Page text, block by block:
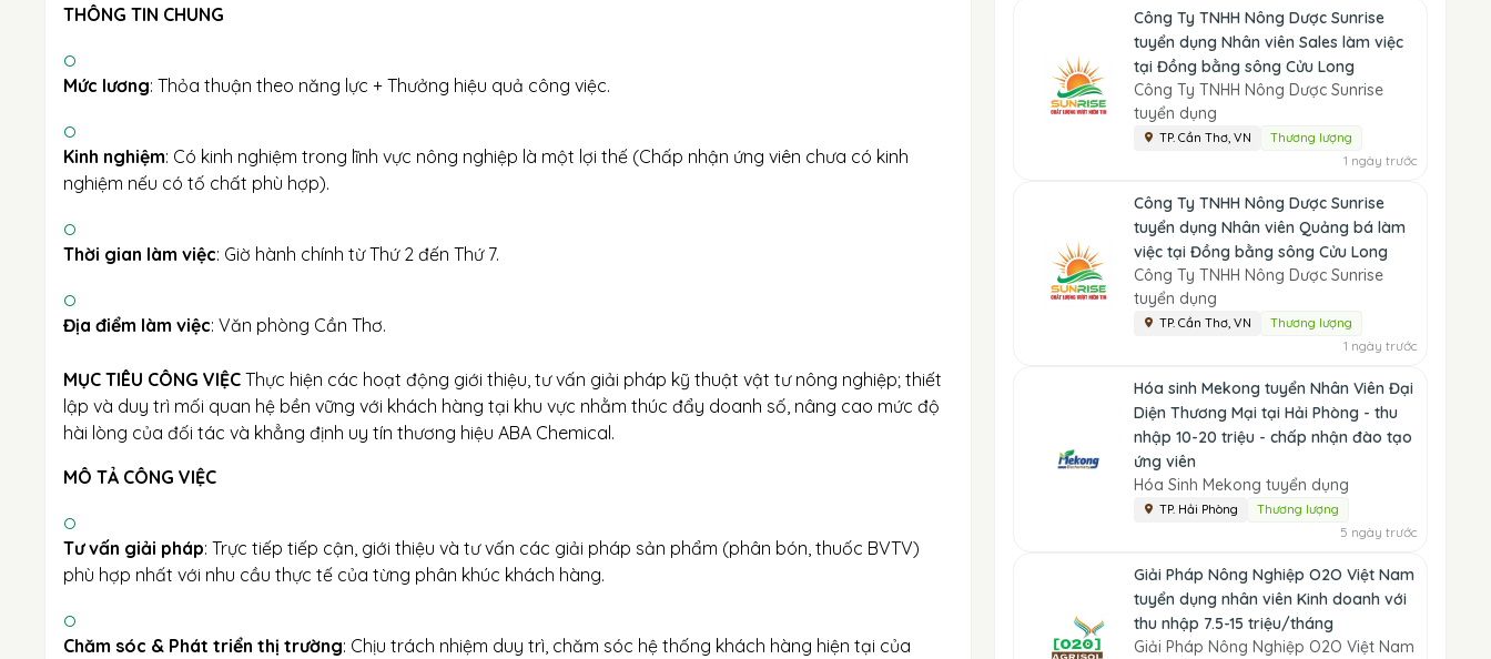
THÔNG TIN CHUNG
Mức lương: Thỏa thuận theo năng lực + Thưởng hiệu quả công việc.
Kinh nghiệm: Có kinh nghiệm trong lĩnh vực nông nghiệp là một lợi thế (Chấp nhận ứng viên chưa có kinh
nghiệm nếu có tố chất phù hợp).
Thời gian làm việc: Giờ hành chính từ Thứ 2 đến Thứ 7.
Địa điểm làm việc: Văn phòng Cần Thơ.
MỤC TIÊU CÔNG VIỆC Thực hiện các hoạt động giới thiệu, tư vấn giải pháp kỹ thuật vật tư nông nghiệp; thiết
lập và duy trì mối quan hệ bền vững với khách hàng tại khu vực nhằm thúc đẩy doanh số, nâng cao mức độ
hài lòng của đối tác và khẳng định uy tín thương hiệu ABA Chemical.
MÔ TẢ CÔNG VIỆC
Tư vấn giải pháp: Trực tiếp tiếp cận, giới thiệu và tư vấn các giải pháp sản phẩm (phân bón, thuốc BVTV)
phù hợp nhất với nhu cầu thực tế của từng phân khúc khách hàng.
Chăm sóc & Phát triển thị trường: Chịu trách nhiệm duy trì, chăm sóc hệ thống khách hàng hiện tại của
Công Ty TNHH Nông Dược Sunrise
tuyển dụng Nhân viên Sales làm việc
tại Đồng bằng sông Cửu Long
Công Ty TNHH Nông Dược Sunrise
tuyển dụng
TP. Cần Thơ, VN Thương lượng
1 ngày trước
Công Ty TNHH Nông Dược Sunrise
tuyển dụng Nhân viên Quảng bá làm
việc tại Đồng bằng sông Cửu Long
Công Ty TNHH Nông Dược Sunrise
tuyển dụng
TP. Cần Thơ, VN Thương lượng
1 ngày trước
Hóa sinh Mekong tuyển Nhân Viên Đại
Diện Thương Mại tại Hải Phòng - thu
nhập 10-20 triệu - chấp nhận đào tạo
ứng viên
Hóa Sinh Mekong tuyển dụng
TP. Hải Phòng Thương lượng
5 ngày trước
Giải Pháp Nông Nghiệp O2O Việt Nam
tuyển dụng nhân viên Kinh doanh với
thu nhập 7.5-15 triệu/tháng
Giải Pháp Nông Nghiệp O2O Việt Nam